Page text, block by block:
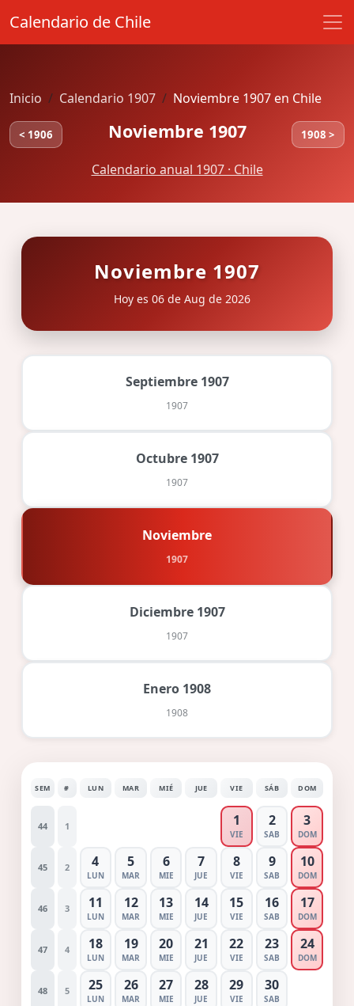
Calendario de Chile
Inicio Calendario 1907 Noviembre 1907 en Chile
< 1906 Noviembre 1907 1908 >
Calendario anual 1907 · Chile
Noviembre 1907
Hoy es 06 de Aug de 2026
Septiembre 1907
1907
Octubre 1907
1907
Noviembre
1907
Diciembre 1907
1907
Enero 1908
1908
SEM # LUN MAR MIÉ JUE VIE SÁB DOM
44 1 1
VIE
2
SAB
3
DOM
45 2 4
LUN
5
MAR
6
MIE
7
JUE
8
VIE
9
SAB
10
DOM
46 3 11
LUN
12
MAR
13
MIE
14
JUE
15
VIE
16
SAB
17
DOM
47 4 18
LUN
19
MAR
20
MIE
21
JUE
22
VIE
23
SAB
24
DOM
48 5 25
LUN
26
MAR
27
MIE
28
JUE
29
VIE
30
SAB